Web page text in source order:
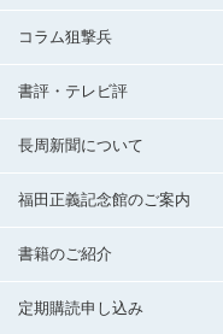
コラム狙撃兵
書評・テレビ評
長周新聞について
福田正義記念館のご案内
書籍のご紹介
定期購読申し込み